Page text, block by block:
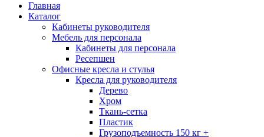
Главная
Каталог
Кабинеты руководителя
Мебель для персонала
Кабинеты для персонала
Ресепшен
Офисные кресла и стулья
Кресла для руководителя
Дерево
Хром
Ткань-сетка
Пластик
Грузоподъемность 150 кг +